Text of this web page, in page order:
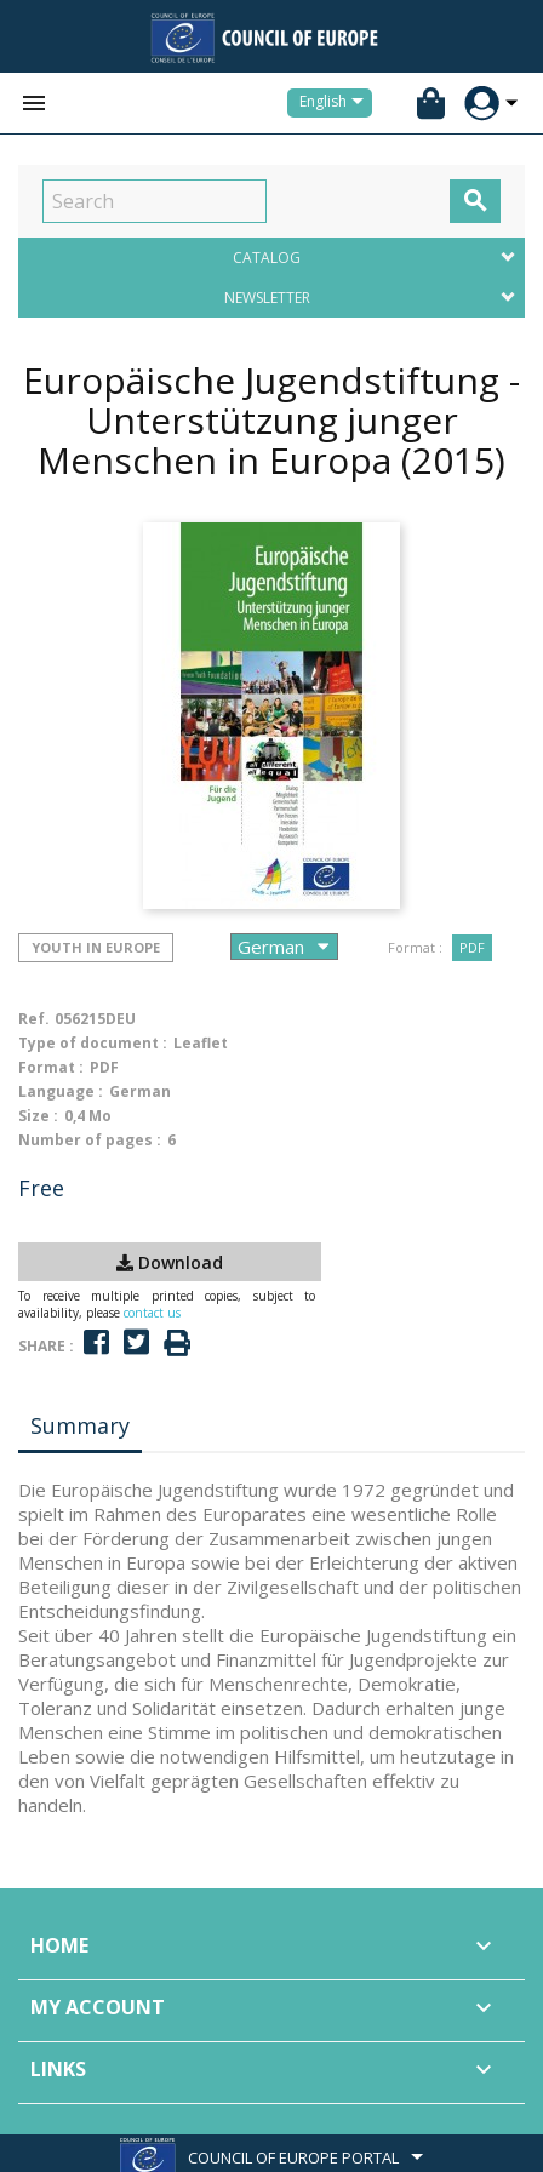
 English

CATALOG
NEWSLETTER
Europäische Jugendstiftung -
Unterstützung junger
Menschen in Europa (2015)
YOUTH IN EUROPE Format : PDF
Ref. 056215DEU
Type of document : Leaflet
Format : PDF
Language : German
Size : 0,4 Mo
Number of pages : 6
Free
Download
To receive multiple printed copies, subject to
availability, please contact us
SHARE :
Summary
Die Europäische Jugendstiftung wurde 1972 gegründet und
spielt im Rahmen des Europarates eine wesentliche Rolle
bei der Förderung der Zusammenarbeit zwischen jungen
Menschen in Europa sowie bei der Erleichterung der aktiven
Beteiligung dieser in der Zivilgesellschaft und der politischen
Entscheidungsfindung.
Seit über 40 Jahren stellt die Europäische Jugendstiftung ein
Beratungsangebot und Finanzmittel für Jugendprojekte zur
Verfügung, die sich für Menschenrechte, Demokratie,
Toleranz und Solidarität einsetzen. Dadurch erhalten junge
Menschen eine Stimme im politischen und demokratischen
Leben sowie die notwendigen Hilfsmittel, um heutzutage in
den von Vielfalt geprägten Gesellschaften effektiv zu
handeln.
HOME 
MY ACCOUNT 
LINKS 
COUNCIL OF EUROPE PORTAL